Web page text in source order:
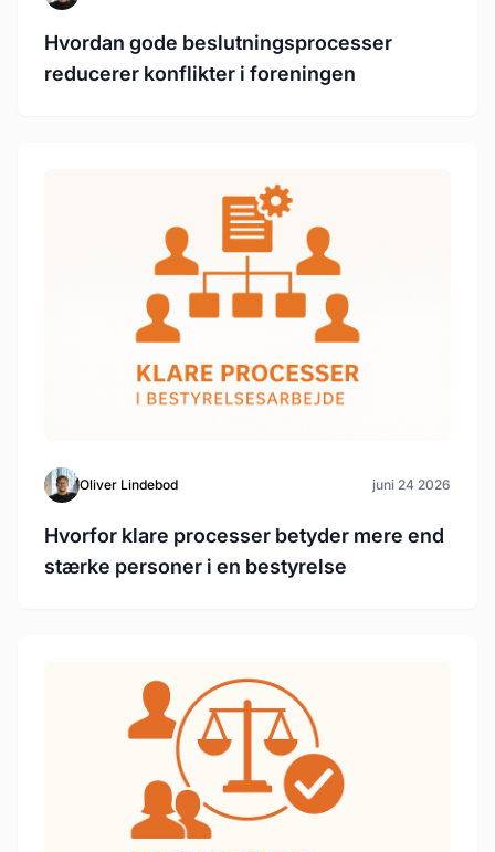
Hvordan gode beslutningsprocesser
reducerer konflikter i foreningen
Oliver Lindebod juni 24 2026
Hvorfor klare processer betyder mere end
stærke personer i en bestyrelse